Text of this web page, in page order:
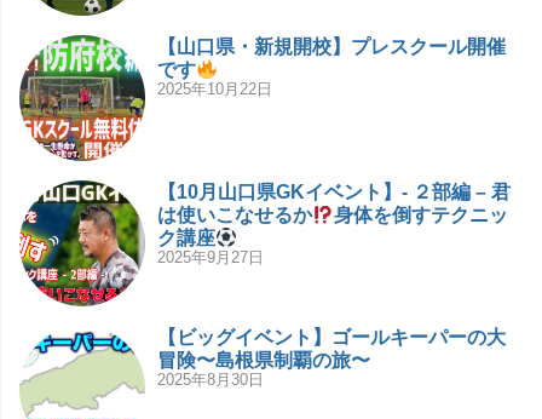
【山口県・新規開校】プレスクール開催
です
2025年10月22日
【10月山口県GKイベント】- ２部編 – 君
は使いこなせるか
身体を倒すテクニッ
ク講座
2025年9月27日
【ビッグイベント】ゴールキーパーの大
冒険〜島根県制覇の旅〜
2025年8月30日